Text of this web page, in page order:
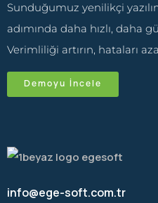
Sunduğumuz yenilikçi
adımında daha hızlı, daha
Verimliliği artırın, hataları
Demoyu İncele
info@ege-soft.com.tr